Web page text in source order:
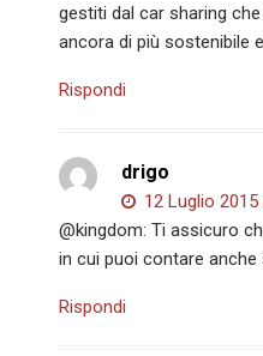
gestiti dal car sharing
ancora di più sostenibile
Rispondi
drigo
12 Luglio 2015
@kingdom: Ti assicuro
in cui puoi contare anche
Rispondi